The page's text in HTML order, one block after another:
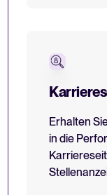
Erhalten
in die